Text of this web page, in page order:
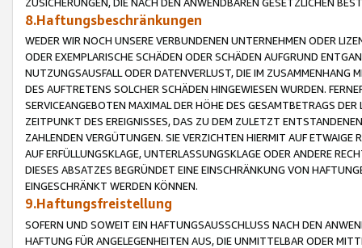
8.Haftungsbeschränkungen
WEDER WIR NOCH UNSERE VERBUNDENEN UNTERNEHMEN ODER
ODER EXEMPLARISCHE SCHÄDEN ODER SCHÄDEN AUFGRUND
NUTZUNGSAUSFALL ODER DATENVERLUST, DIE IM ZUSAMMENHANG
DES AUFTRETENS SOLCHER SCHÄDEN HINGEWIESEN WURDEN.
SERVICEANGEBOTEN MAXIMAL DER HÖHE DES GESAMTBETRAGS
ZEITPUNKT DES EREIGNISSES, DAS ZU DEM ZULETZT
ZAHLENDEN VERGÜTUNGEN. SIE VERZICHTEN HIERMIT AUF
AUF ERFÜLLUNGSKLAGE, UNTERLASSUNGSKLAGE ODER ANDERE
DIESES ABSATZES BEGRÜNDET EINE EINSCHRÄNKUNG VON
EINGESCHRÄNKT WERDEN KÖNNEN.
9.Haftungsfreistellung
SOFERN UND SOWEIT EIN HAFTUNGSAUSSCHLUSS NACH DEN
HAFTUNG FÜR ANGELEGENHEITEN AUS, DIE UNMITTELBAR ODER